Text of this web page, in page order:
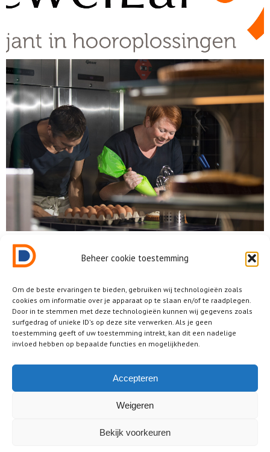
Beheer cookie toestemming
Om de beste ervaringen te bieden, gebruiken wij technologieën zoals
cookies om informatie over je apparaat op te slaan en/of te raadplegen.
Door in te stemmen met deze technologieën kunnen wij gegevens zoals
surfgedrag of unieke ID's op deze site verwerken. Als je geen
toestemming geeft of uw toestemming intrekt, kan dit een nadelige
invloed hebben op bepaalde functies en mogelijkheden.
Accepteren
Weigeren
Bekijk voorkeuren